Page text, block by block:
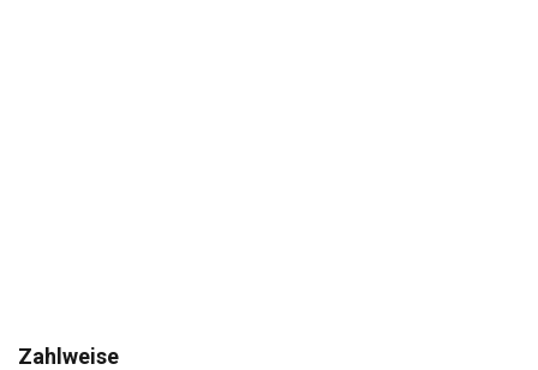
Zahlweise